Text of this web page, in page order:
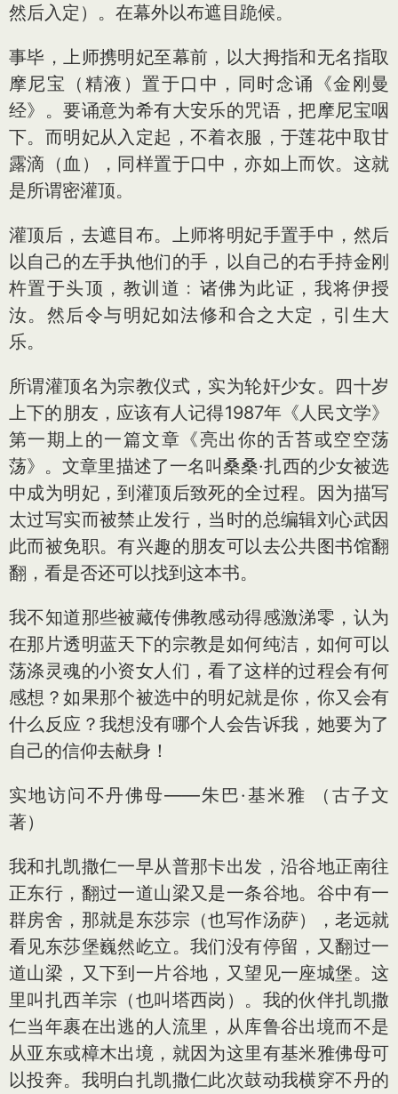
然后入定）。在幕外以布遮目跪候。
事毕，上师携明妃至幕前，以大拇指和无名指取
摩尼宝（精液）置于口中，同时念诵《金刚曼
经》。要诵意为希有大安乐的咒语，把摩尼宝咽
下。而明妃从入定起，不着衣服，于莲花中取甘
露滴（血），同样置于口中，亦如上而饮。这就
是所谓密灌顶。
灌顶后，去遮目布。上师将明妃手置手中，然后
以自己的左手执他们的手，以自己的右手持金刚
杵置于头顶，教训道﹕诸佛为此证，我将伊授
汝。然后令与明妃如法修和合之大定，引生大
乐。
所谓灌顶名为宗教仪式，实为轮奸少女。四十岁
上下的朋友，应该有人记得1987年《人民文学》
第一期上的一篇文章《亮出你的舌苔或空空荡
荡》。文章里描述了一名叫桑桑·扎西的少女被选
中成为明妃，到灌顶后致死的全过程。因为描写
太过写实而被禁止发行，当时的总编辑刘心武因
此而被免职。有兴趣的朋友可以去公共图书馆翻
翻，看是否还可以找到这本书。
我不知道那些被藏传佛教感动得感激涕零，认为
在那片透明蓝天下的宗教是如何纯洁，如何可以
荡涤灵魂的小资女人们，看了这样的过程会有何
感想？如果那个被选中的明妃就是你，你又会有
什么反应？我想没有哪个人会告诉我，她要为了
自己的信仰去献身！
实地访问不丹佛母——朱巴·基米雅 （古子文
著）
我和扎凯撒仁一早从普那卡出发，沿谷地正南往
正东行，翻过一道山梁又是一条谷地。谷中有一
群房舍，那就是东莎宗（也写作汤萨），老远就
看见东莎堡巍然屹立。我们没有停留，又翻过一
道山梁，又下到一片谷地，又望见一座城堡。这
里叫扎西羊宗（也叫塔西岗）。我的伙伴扎凯撒
仁当年裹在出逃的人流里，从库鲁谷出境而不是
从亚东或樟木出境，就因为这里有基米雅佛母可
以投奔。我明白扎凯撒仁此次鼓动我横穿不丹的